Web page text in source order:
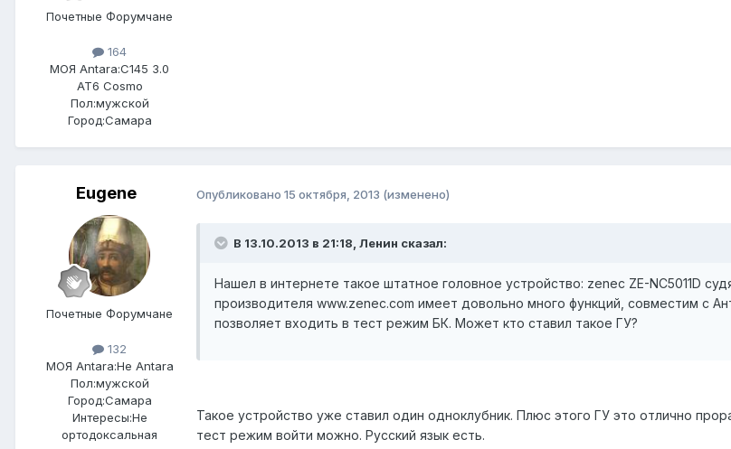
Почетные Форумчане
164
МОЯ Antara:C145 3.0
AT6 Cosmo
Пол:мужской
Город:Самара
Eugene
Почетные Форумчане
132
МОЯ Antara:Не Antara
Пол:мужской
Город:Самара
Интересы:Не
ортодоксальная
Опубликовано 15 октября, 2013 (изменено)
В 13.10.2013 в 21:18, Ленин сказал:
Нашел в интернете такое штатное головное устройство: zenec ZE-NC5011D
производителя www.zenec.com имеет довольно много функций, совместим с
позволяет входить в тест режим БК. Может кто ставил такое ГУ?
Такое устройство уже ставил один одноклубник. Плюс этого ГУ это отлично
тест режим войти можно. Русский язык есть.